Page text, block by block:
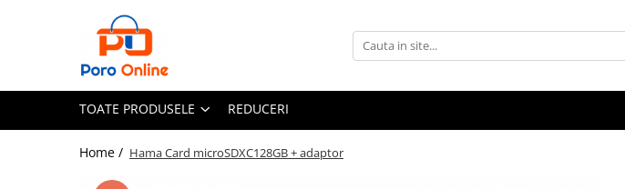
Toate Produsele
TOATE PRODUSELE REDUCERI
Home / Hama Card microSDXC128GB + adaptor